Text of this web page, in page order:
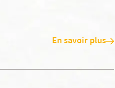
En savoir plus